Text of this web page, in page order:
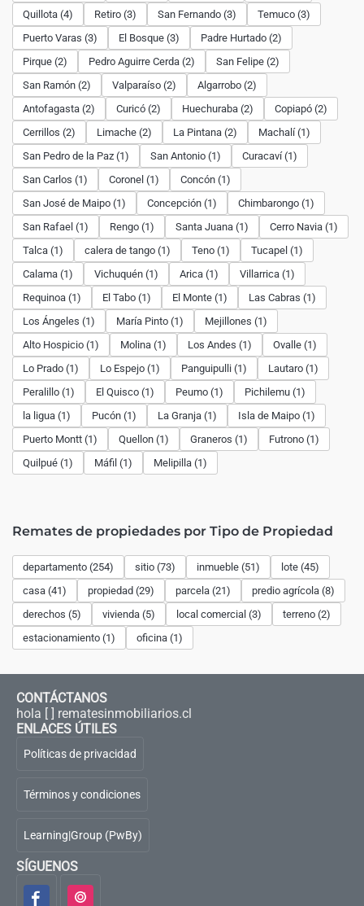
Quillota (4)
Retiro (3) San Fernando (3)
Temuco (3)
Puerto Varas (3)
El Bosque (3)
Padre Hurtado (2)
Pirque (2)
Pedro Aguirre Cerda (2)
San Felipe (2)
San Ramón (2)
Valparaíso (2)
Algarrobo (2)
Antofagasta (2)
Curicó (2) Huechuraba (2)
Copiapó (2)
Cerrillos (2)
Limache (2) La Pintana (2)
Machalí (1)
San Pedro de la Paz (1)
San Antonio (1)
Curacaví (1)
San Carlos (1)
Coronel (1)
Concón (1)
San José de Maipo (1)
Concepción (1)
Chimbarongo (1)
San Rafael (1)
Rengo (1) Santa Juana (1)
Cerro Navia (1)
Talca (1)
calera de tango (1) Teno (1)
Tucapel (1)
Calama (1)
Vichuquén (1) Arica (1)
Villarrica (1)
Requinoa (1)
El Tabo (1) El Monte (1)
Las Cabras (1)
Los Ángeles (1)
María Pinto (1)
Mejillones (1)
Alto Hospicio (1)
Molina (1) Los Andes (1)
Ovalle (1)
Lo Prado (1)
Lo Espejo (1) Panguipulli (1)
Lautaro (1)
Peralillo (1)
El Quisco (1) Peumo (1)
Pichilemu (1)
la ligua (1)
Pucón (1) La Granja (1)
Isla de Maipo (1)
Puerto Montt (1)
Quellon (1) Graneros (1)
Futrono (1)
Quilpué (1)
Máfil (1) Melipilla (1)
Remates de propiedades por Tipo de Propiedad
departamento (254) sitio (73) inmueble (51)
lote (45)
casa (41)
propiedad (29) parcela (21)
predio agrícola (8)
derechos (5)
vivienda (5) local comercial (3)
terreno (2)
estacionamiento (1)
oficina (1)
CONTÁCTANOS
hola [ ] rematesinmobiliarios.cl
ENLACES ÚTILES
Políticas de privacidad
Términos y condiciones
Learning|Group (PwBy)
SÍGUENOS